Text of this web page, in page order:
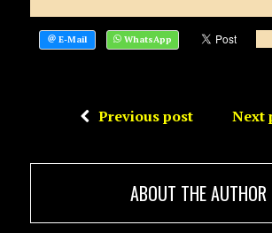
Previous post Next
ABOUT THE AUTHOR